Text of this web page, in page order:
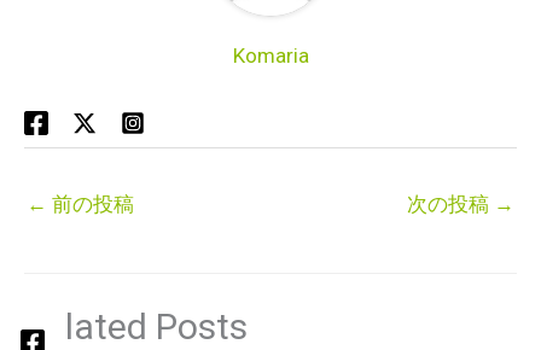
Komaria
← 前の投稿 次の投稿 →
Related Posts